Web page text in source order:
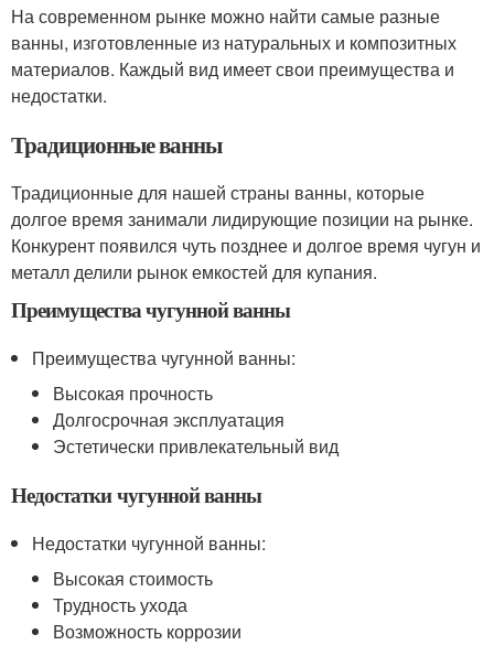
На современном рынке можно найти самые разные
ванны, изготовленные из натуральных и композитных
материалов. Каждый вид имеет свои преимущества и
недостатки.
Традиционные ванны
Традиционные для нашей страны ванны, которые
долгое время занимали лидирующие позиции на рынке.
Конкурент появился чуть позднее и долгое время чугун и
металл делили рынок емкостей для купания.
Преимущества чугунной ванны
Преимущества чугунной ванны:
Высокая прочность
Долгосрочная эксплуатация
Эстетически привлекательный вид
Недостатки чугунной ванны
Недостатки чугунной ванны:
Высокая стоимость
Трудность ухода
Возможность коррозии